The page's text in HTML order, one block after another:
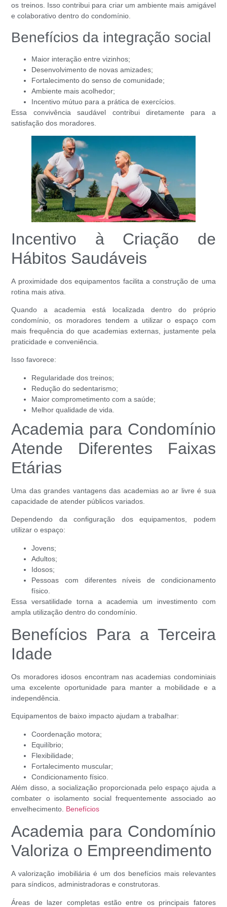
os treinos. Isso contribui para criar um ambiente mais amigável
e colaborativo dentro do condomínio.
Benefícios da integração social
Maior interação entre vizinhos;
Desenvolvimento de novas amizades;
Fortalecimento do senso de comunidade;
Ambiente mais acolhedor;
Incentivo mútuo para a prática de exercícios.
Essa convivência saudável contribui diretamente para a
satisfação dos moradores.
Incentivo à Criação de
Hábitos Saudáveis
A proximidade dos equipamentos facilita a construção de uma
rotina mais ativa.
Quando a academia está localizada dentro do próprio
condomínio, os moradores tendem a utilizar o espaço com
mais frequência do que academias externas, justamente pela
praticidade e conveniência.
Isso favorece:
Regularidade dos treinos;
Redução do sedentarismo;
Maior comprometimento com a saúde;
Melhor qualidade de vida.
Academia para Condomínio
Atende Diferentes Faixas
Etárias
Uma das grandes vantagens das academias ao ar livre é sua
capacidade de atender públicos variados.
Dependendo da configuração dos equipamentos, podem
utilizar o espaço:
Jovens;
Adultos;
Idosos;
Pessoas com diferentes níveis de condicionamento
físico.
Essa versatilidade torna a academia um investimento com
ampla utilização dentro do condomínio.
Benefícios Para a Terceira
Idade
Os moradores idosos encontram nas academias condominiais
uma excelente oportunidade para manter a mobilidade e a
independência.
Equipamentos de baixo impacto ajudam a trabalhar:
Coordenação motora;
Equilíbrio;
Flexibilidade;
Fortalecimento muscular;
Condicionamento físico.
Além disso, a socialização proporcionada pelo espaço ajuda a
combater o isolamento social frequentemente associado ao
envelhecimento. Benefícios
Academia para Condomínio
Valoriza o Empreendimento
A valorização imobiliária é um dos benefícios mais relevantes
para síndicos, administradoras e construtoras.
Áreas de lazer completas estão entre os principais fatores